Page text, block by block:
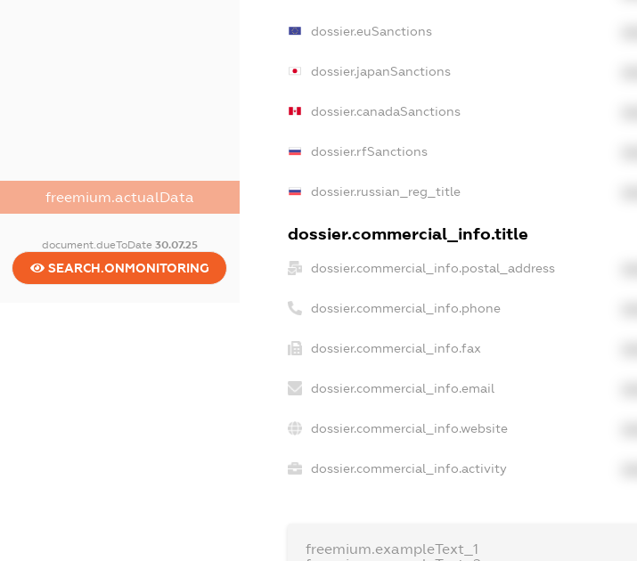
freemium.actualData
document.dueToDate 30.07.25
SEARCH.ONMONITORING
dossier.euSanctions
dossier.japanSanctions
dossier.canadaSanctions
dossier.rfSanctions
dossier.russian_reg_title
dossier.commercial_info.title
dossier.commercial_info.postal_address
dossier.commercial_info.phone
dossier.commercial_info.fax
dossier.commercial_info.email
dossier.commercial_info.website
dossier.commercial_info.activity
freemium.exampleText_1